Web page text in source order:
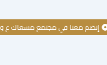
معنا في مجتمع مسعاك ع